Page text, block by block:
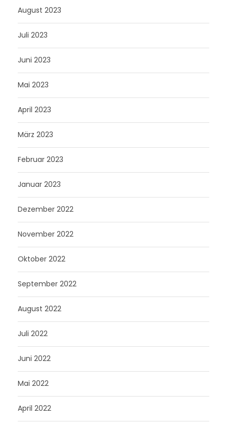
August 2023
Juli 2023
Juni 2023
Mai 2023
April 2023
März 2023
Februar 2023
Januar 2023
Dezember 2022
November 2022
Oktober 2022
September 2022
August 2022
Juli 2022
Juni 2022
Mai 2022
April 2022